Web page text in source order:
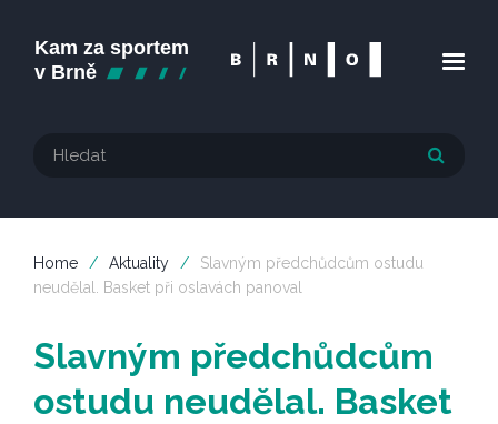
Home / Aktuality /
Slavným předchůdcům ostudu
neudělal. Basket při oslavách panoval
Slavným předchůdcům
ostudu neudělal. Basket